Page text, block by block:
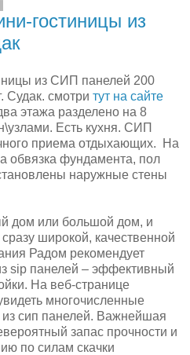
гостиницы из
из СИП панелей 200
Судак. смотри тут на сайте
этажа разделено на 8
Есть кухня. СИП
приема отдыхающих. На
обвязка фундамента, пол
наружные стены
дом или большой дом, и
широкой, качественной
Радом рекомендует
sip панелей – эффективный
На веб-странице
многочисленные
сип панелей. Важнейшая
запас прочности и
по силам скачки